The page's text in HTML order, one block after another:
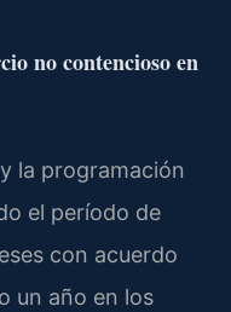
no contencioso en
la programación
el período de
con acuerdo
un año en los